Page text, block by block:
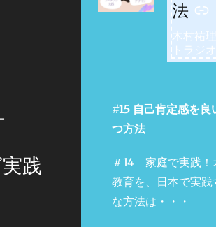
践
法
木村祐理
トラジオ
#15 自己肯定感を良
つ方法
＃14 家庭で実践！
教育を、日本で実
な方法は・・・